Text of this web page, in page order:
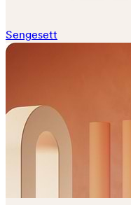
Sengesett